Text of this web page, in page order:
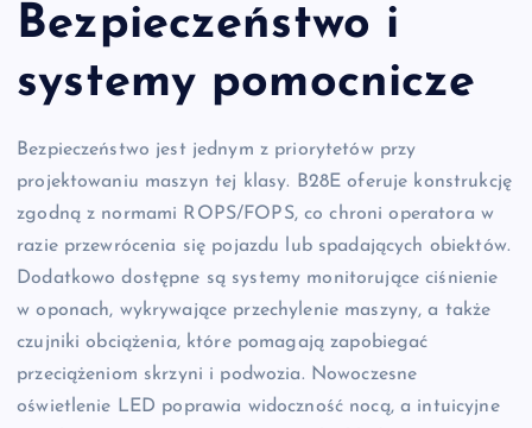
Bezpieczeństwo i
systemy pomocnicze
Bezpieczeństwo jest jednym z priorytetów przy
projektowaniu maszyn tej klasy. B28E oferuje konstrukcję
zgodną z normami ROPS/FOPS, co chroni operatora w
razie przewrócenia się pojazdu lub spadających obiektów.
Dodatkowo dostępne są systemy monitorujące ciśnienie
w oponach, wykrywające przechylenie maszyny, a także
czujniki obciążenia, które pomagają zapobiegać
przeciążeniom skrzyni i podwozia. Nowoczesne
oświetlenie LED poprawia widoczność nocą, a intuicyjne